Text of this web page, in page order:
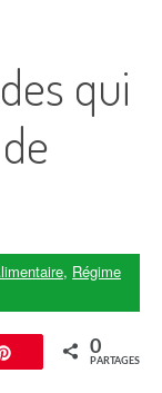
qui
, Régime
Enregistrer
0
PARTAGES